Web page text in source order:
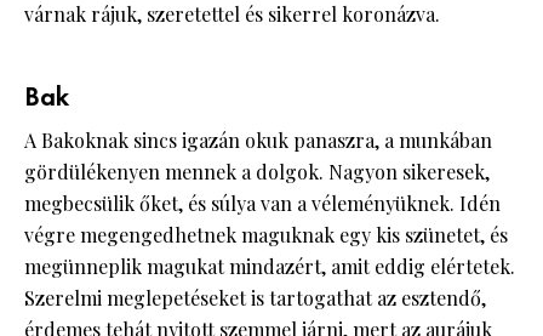
várnak rájuk, szeretettel és sikerrel koronázva.
Bak
A Bakoknak sincs igazán okuk panaszra, a munkában
gördülékenyen mennek a dolgok. Nagyon sikeresek,
megbecsülik őket, és súlya van a véleményüknek. Idén
végre megengedhetnek maguknak egy kis szünetet, és
megünneplik magukat mindazért, amit eddig elértetek.
Szerelmi meglepetéseket is tartogathat az esztendő,
érdemes tehát nyitott szemmel járni, mert az aurájuk